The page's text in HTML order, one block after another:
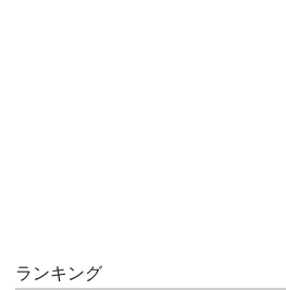
ランキング